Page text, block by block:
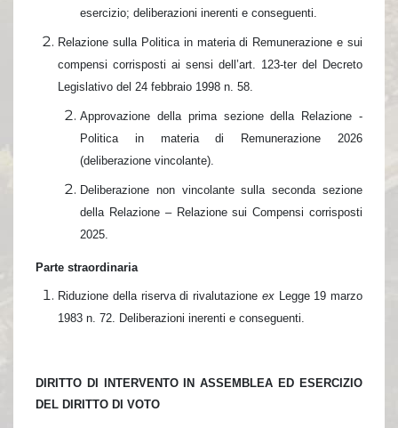
esercizio; deliberazioni inerenti e conseguenti.
Relazione sulla Politica in materia di Remunerazione e sui
compensi corrisposti ai sensi dell’art. 123-ter del Decreto
Legislativo del 24 febbraio 1998 n. 58.
Approvazione della prima sezione della Relazione -
Politica in materia di Remunerazione 2026
(deliberazione vincolante).
Deliberazione non vincolante sulla seconda sezione
della Relazione – Relazione sui Compensi corrisposti
2025.
Parte straordinaria
Riduzione della riserva di rivalutazione ex
Legge 19 marzo
1983 n. 72. Deliberazioni inerenti e conseguenti.
DIRITTO DI INTERVENTO IN ASSEMBLEA ED ESERCIZIO
DEL DIRITTO DI VOTO